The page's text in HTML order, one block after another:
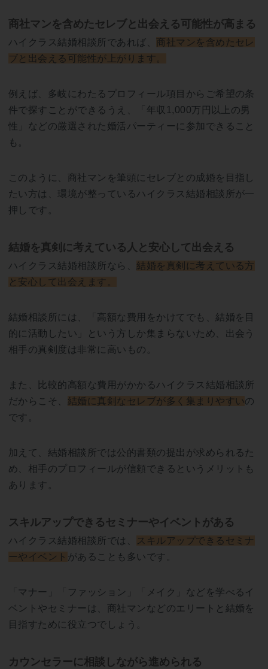
商社マンを含めたセレブと出会える可能性が高まる
ハイクラス結婚相談所であれば、 商社マンを含めたセレ
ブと出会える可能性が上がります。
例えば、多岐にわたるプロフィール項目からご希望の条
件で探すことができるうえ、「年収1,000万円以上の男
性」などの厳選された婚活パーティーに参加できること
も。
このように、商社マンを筆頭にセレブとの成婚を目指し
たい方は、環境が整っているハイクラス結婚相談所が一
押しです。
結婚を真剣に考えている人と安心して出会える
ハイクラス結婚相談所なら、 結婚を真剣に考えている方
と安心して出会えます。
結婚相談所には、「高額な費用をかけてでも、結婚を目
的に活動したい」という方しか集まらないため、出会う
相手の真剣度は非常に高いもの。
また、比較的高額な費用がかかるハイクラス結婚相談所
だからこそ、 結婚に真剣なセレブが多く集まりやすいの
です。
加えて、結婚相談所では公的書類の提出が求められるた
め、相手のプロフィールが信頼できるというメリットも
あります。
スキルアップできるセミナーやイベントがある
ハイクラス結婚相談所では、
スキルアップできるセミナ
ーやイベント があることも多いです。
「マナー」「ファッション」「メイク」などを学べるイ
ベントやセミナーは、商社マンなどのエリートと結婚を
目指すために役立つでしょう。
カウンセラーに相談しながら進められる